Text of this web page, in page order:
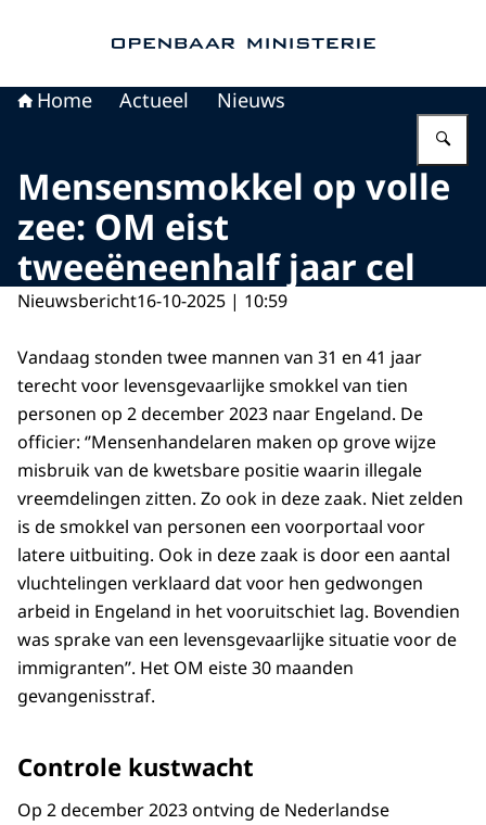
Home Actueel Nieuws
Mensensmokkel op volle
zee: OM eist
tweeëneenhalf jaar cel
Nieuwsbericht16-10-2025 | 10:59
Vandaag stonden twee mannen van 31 en 41 jaar
terecht voor levensgevaarlijke smokkel van tien
personen op 2 december 2023 naar Engeland. De
officier: ‘’Mensenhandelaren maken op grove wijze
misbruik van de kwetsbare positie waarin illegale
vreemdelingen zitten. Zo ook in deze zaak. Niet zelden
is de smokkel van personen een voorportaal voor
latere uitbuiting. Ook in deze zaak is door een aantal
vluchtelingen verklaard dat voor hen gedwongen
arbeid in Engeland in het vooruitschiet lag. Bovendien
was sprake van een levensgevaarlijke situatie voor de
immigranten’’. Het OM eiste 30 maanden
gevangenisstraf.
Controle kustwacht
Op 2 december 2023 ontving de Nederlandse